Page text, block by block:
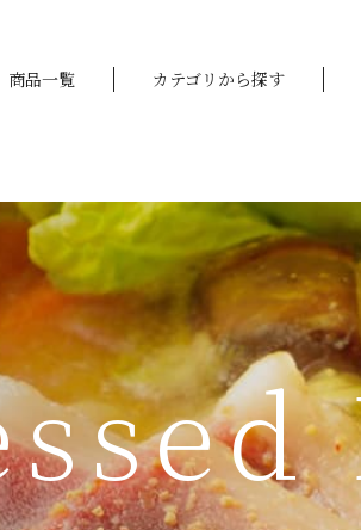
商品一覧 カテゴリから探す